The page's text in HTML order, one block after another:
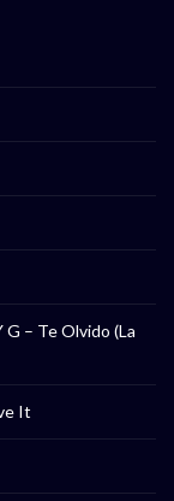
G – Te Olvido (La
It